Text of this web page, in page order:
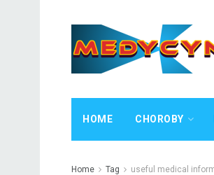
HOME CHOROBY
Home Tag useful medical